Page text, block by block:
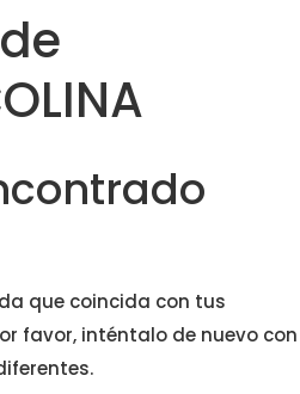
que coincida con tus
favor, inténtalo de nuevo con